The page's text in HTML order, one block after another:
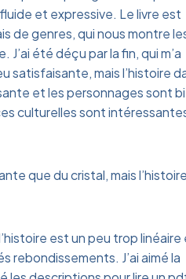
et expressive. Le livre est
de genres, qui nous montre
été déçu par la fin, qui m’a
satisfaisante, mais l’histoire
et les personnages sont
culturelles sont
que du cristal, mais
est un peu trop linéaire
rebondissements. J’ai aimé la